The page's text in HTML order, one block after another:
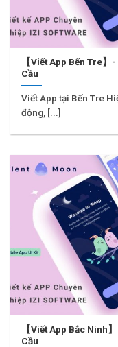
【Viết App Bến Tre
Cầu
Viết App tại Bến Tre
động, [...]
【Viết App Bắc Ninh
Cầu